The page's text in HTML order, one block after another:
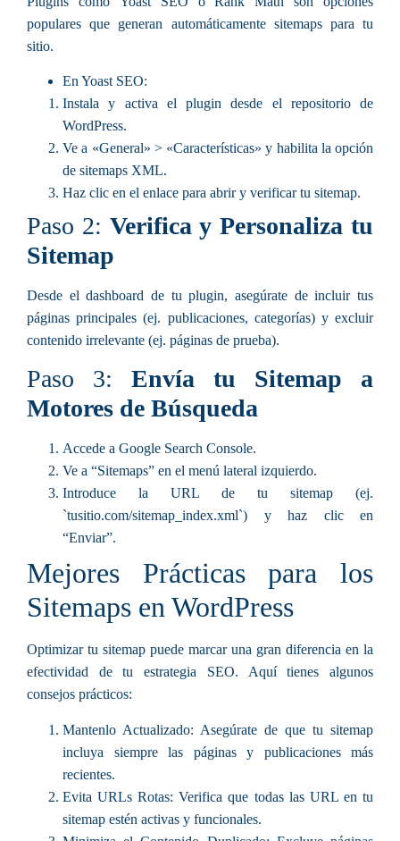
populares que generan automáticamente sitemaps para tu
sitio.
En Yoast SEO:
Instala y activa el plugin desde el repositorio de
WordPress.
Ve a «General» > «Características» y habilita la opción
de sitemaps XML.
Haz clic en el enlace para abrir y verificar tu sitemap.
Paso 2: Verifica y Personaliza tu
Sitemap
Desde el dashboard de tu plugin, asegúrate de incluir tus
páginas principales (ej. publicaciones, categorías) y excluir
contenido irrelevante (ej. páginas de prueba).
Paso 3: Envía tu Sitemap a
Motores de Búsqueda
Accede a Google Search Console.
Ve a “Sitemaps” en el menú lateral izquierdo.
Introduce la URL de tu sitemap (ej.
`tusitio.com/sitemap_index.xml`) y haz clic en
“Enviar”.
Mejores Prácticas para los
Sitemaps en WordPress
Optimizar tu sitemap puede marcar una gran diferencia en la
efectividad de tu estrategia SEO. Aquí tienes algunos
consejos prácticos:
Mantenlo Actualizado: Asegúrate de que tu sitemap
incluya siempre las páginas y publicaciones más
recientes.
Evita URLs Rotas: Verifica que todas las URL en tu
sitemap estén activas y funcionales.